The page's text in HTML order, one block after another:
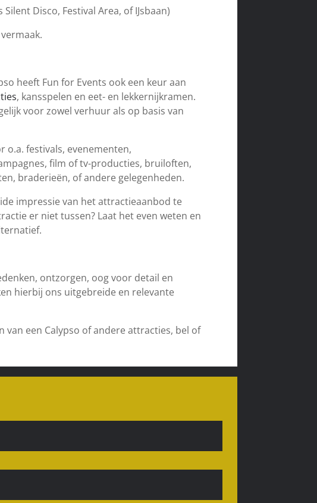
Disco, Festival Area, of IJsbaan)
heeft Fun for Events ook een keur aan
, kansspelen en eet- en lekkernijkramen.
voor zowel verhuur als op basis van
o.a. festivals, evenementen,
film of tv-producties, bruiloften,
braderieën, of andere gelegenheden.
impressie van het attractieaanbod te
er niet tussen? Laat het even weten en
ontzorgen, oog voor detail en
hierbij ons uitgebreide en relevante
een Calypso of andere attracties, bel of